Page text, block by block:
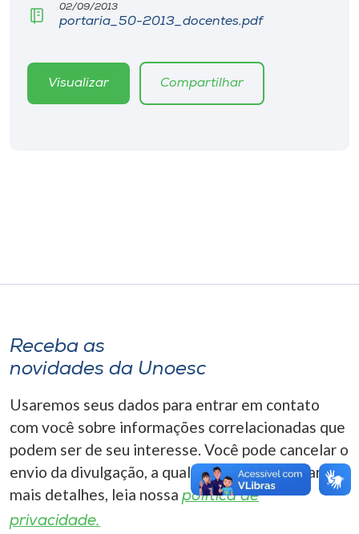
Biblioteca
Editora
Rádio
A-
02/09/2013
portaria_50-2013_docentes.pdf
Visualizar Compartilhar
Receba as
novidades da Unoesc
Usaremos seus dados para entrar em contato
com você sobre informações correlacionadas que
podem ser de seu interesse. Você pode cancelar o
envio da divulgação, a qualquer momento. Para
mais detalhes, leia nossa política de
privacidade.